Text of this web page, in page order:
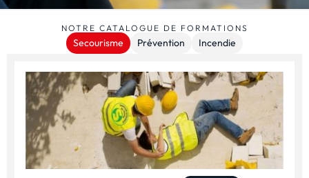
NOTRE CATALOGUE DE FORMATIONS
Secourisme Prévention Incendie